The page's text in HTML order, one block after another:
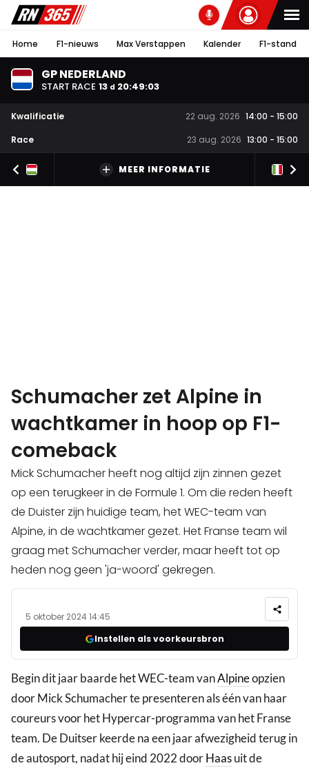
Home F1-nieuws Max Verstappen Kalender F1-stand
GP NEDERLAND
START RACE 13 d 20:49:02
Kwalificatie 22 aug. 2026 14:00 - 15:00
Race
23 aug. 2026 13:00 - 15:00
MEER INFORMATIE
Schumacher zet Alpine in
wachtkamer in hoop op F1-
comeback
Mick Schumacher heeft nog altijd zijn zinnen gezet
op een terugkeer in de Formule 1. Om die reden heeft
de Duister zijn huidige team, het WEC-team van
Alpine, in de wachtkamer gezet. Het Franse team wil
graag met Schumacher verder, maar heeft tot op
heden nog geen 'ja-woord' gekregen.
5 oktober 2024 14:45
Instellen als voorkeursbron
Begin dit jaar baarde het WEC-team vanAlpineopzien
door Mick Schumacher te presenteren als één van haar
coureurs voor het Hypercar-programma van het Franse
team. De Duitser keerde na een jaar afwezigheid terug in
de autosport, nadat hij eind 2022 doorHaasuit de